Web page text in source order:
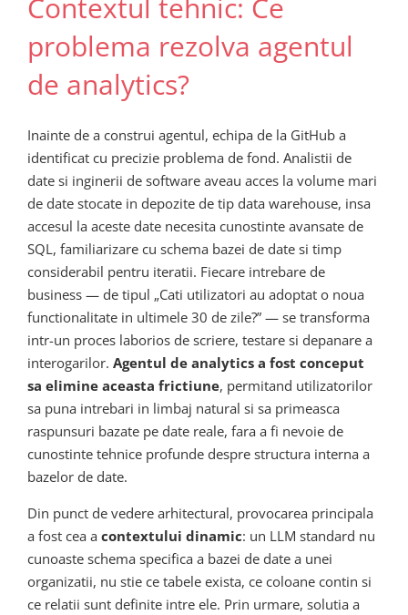
problema rezolva agentul
de analytics?
Inainte de a construi agentul, echipa de la GitHub a
identificat cu precizie problema de fond. Analistii de
date si inginerii de software aveau acces la volume mari
de date stocate in depozite de tip data warehouse, insa
accesul la aceste date necesita cunostinte avansate de
SQL, familiarizare cu schema bazei de date si timp
considerabil pentru iteratii. Fiecare intrebare de
business — de tipul „Cati utilizatori au adoptat o noua
functionalitate in ultimele 30 de zile?” — se transforma
intr-un proces laborios de scriere, testare si depanare a
interogarilor. Agentul de analytics a fost conceput
sa elimine aceasta frictiune, permitand utilizatorilor
sa puna intrebari in limbaj natural si sa primeasca
raspunsuri bazate pe date reale, fara a fi nevoie de
cunostinte tehnice profunde despre structura interna a
bazelor de date.
Din punct de vedere arhitectural, provocarea principala
a fost cea a contextului dinamic: un LLM standard nu
cunoaste schema specifica a bazei de date a unei
organizatii, nu stie ce tabele exista, ce coloane contin si
ce relatii sunt definite intre ele. Prin urmare, solutia a